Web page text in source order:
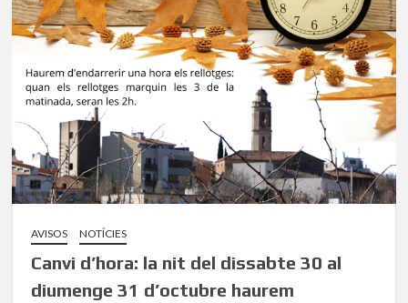
AVISOS NOTÍCIES
Canvi d’hora: la nit del dissabte 30 al
diumenge 31 d’octubre haurem